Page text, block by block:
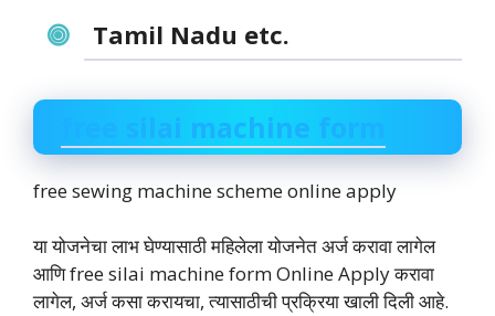
Tamil Nadu etc.
free silai machine form
free sewing machine scheme online apply
या योजनेचा लाभ घेण्यासाठी महिलेला योजनेत अर्ज करावा लागेल
आणि free silai machine form Online Apply करावा
लागेल, अर्ज कसा करायचा, त्यासाठीची प्रक्रिया खाली दिली आहे.